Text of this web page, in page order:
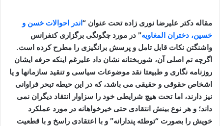
مقاله دکتر علیرضا نوری زاده تحت عنوان “اندر احوالات خسن و
خسین، دختران المغاویه” در مورد چگونگی برگزاری کنفرانس
واشنگتن نکات قابل تامل و پرسش برانگیزی را مطرح کرده است.
اگرچه تم اصلی آن، شوربختانه نشان داد علیرغم اینکه حرفه ایشان
روزنامه نگاری و طبیعتا نقد موضوعات سیاسی و تنقید سازمانها و یا
اشخاص حقوقی و حقیقی می باشد، که در این حیطه تبحر فراوانی
نیز دارند، اما تحت هیچ شرایطی خود را سزاوار انتقاد دیگران نمی
داند؛ و هر نوع بینش انتقادی حتی خیرخواهانه در مورد عملکرد
خویش را بصورت “توطئه پندارانه” و با اعتقادی راسخ و با قطعیت